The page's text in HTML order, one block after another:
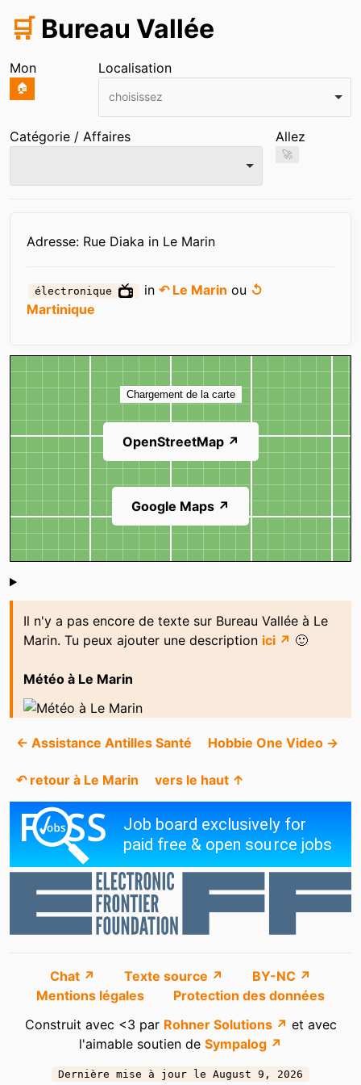
🛒 Bureau Vallée
Mon
🏠
Localisation
choisissez
Catégorie / Affaires Allez
🚀
Adresse: Rue Diaka in Le Marin
électronique in↶ Le Marin ou ↺
Martinique
Carte
Chargement de la carte
OpenStreetMap ↗
Google Maps ↗
Shoutbox
Il n'y a pas encore de texte sur Bureau Vallée à Le
Marin. Tu peux ajouter une description ici ↗ 🙂
Météo à Le Marin
← Assistance Antilles Santé Hobbie One Video →
↶ retour à Le Marin vers le haut ↑
Chat ↗ Texte source ↗
BY-NC ↗
Mentions légales
Protection des données
Construit avec <3 par Rohner Solutions ↗ et avec
l'aimable soutien de Sympalog ↗
Dernière mise à jour le August 9, 2026